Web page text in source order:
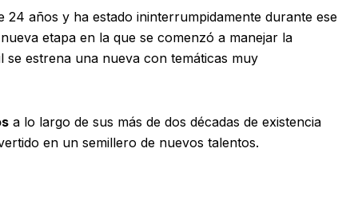
24 años y ha estado ininterrumpidamente durante ese
etapa en la que se comenzó a manejar la
se estrena una nueva con temáticas muy
a lo largo de sus más de dos décadas de existencia
en un semillero de nuevos talentos.